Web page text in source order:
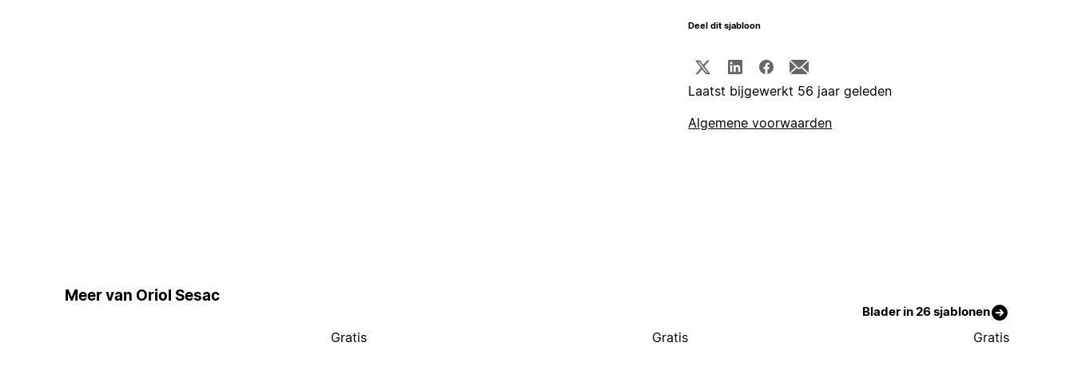
Deel dit sjabloon
Laatst bijgewerkt 56 jaar geleden
Algemene voorwaarden
Meer van Oriol Sesac
Blader in 26 sjablonen
Gratis Gratis Gratis